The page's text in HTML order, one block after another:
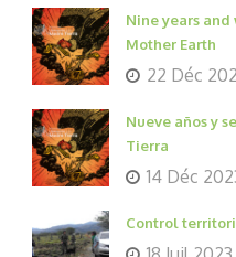
Nine years
Mother Earth
22 Déc
Nueve años y
Tierra
14 Déc
Control